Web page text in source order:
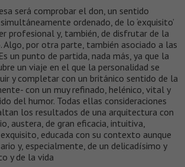
será comprobar el don, un sentido
ordenado, de lo ‘exquisito’
profesional y, también, de disfrutar de la
por otra parte, también asociado a las
Es un punto de partida, nada más, ya que la
un viaje en el que la personalidad se
y completar con un británico sentido de la
con un muy refinado, helénico, vital y
del humor. Todas ellas consideraciones
los resultados de una arquitectura con
austera, de gran eficacia, intuitiva,
educada con su contexto aunque
y, especialmente, de un delicadísimo y
y de la vida